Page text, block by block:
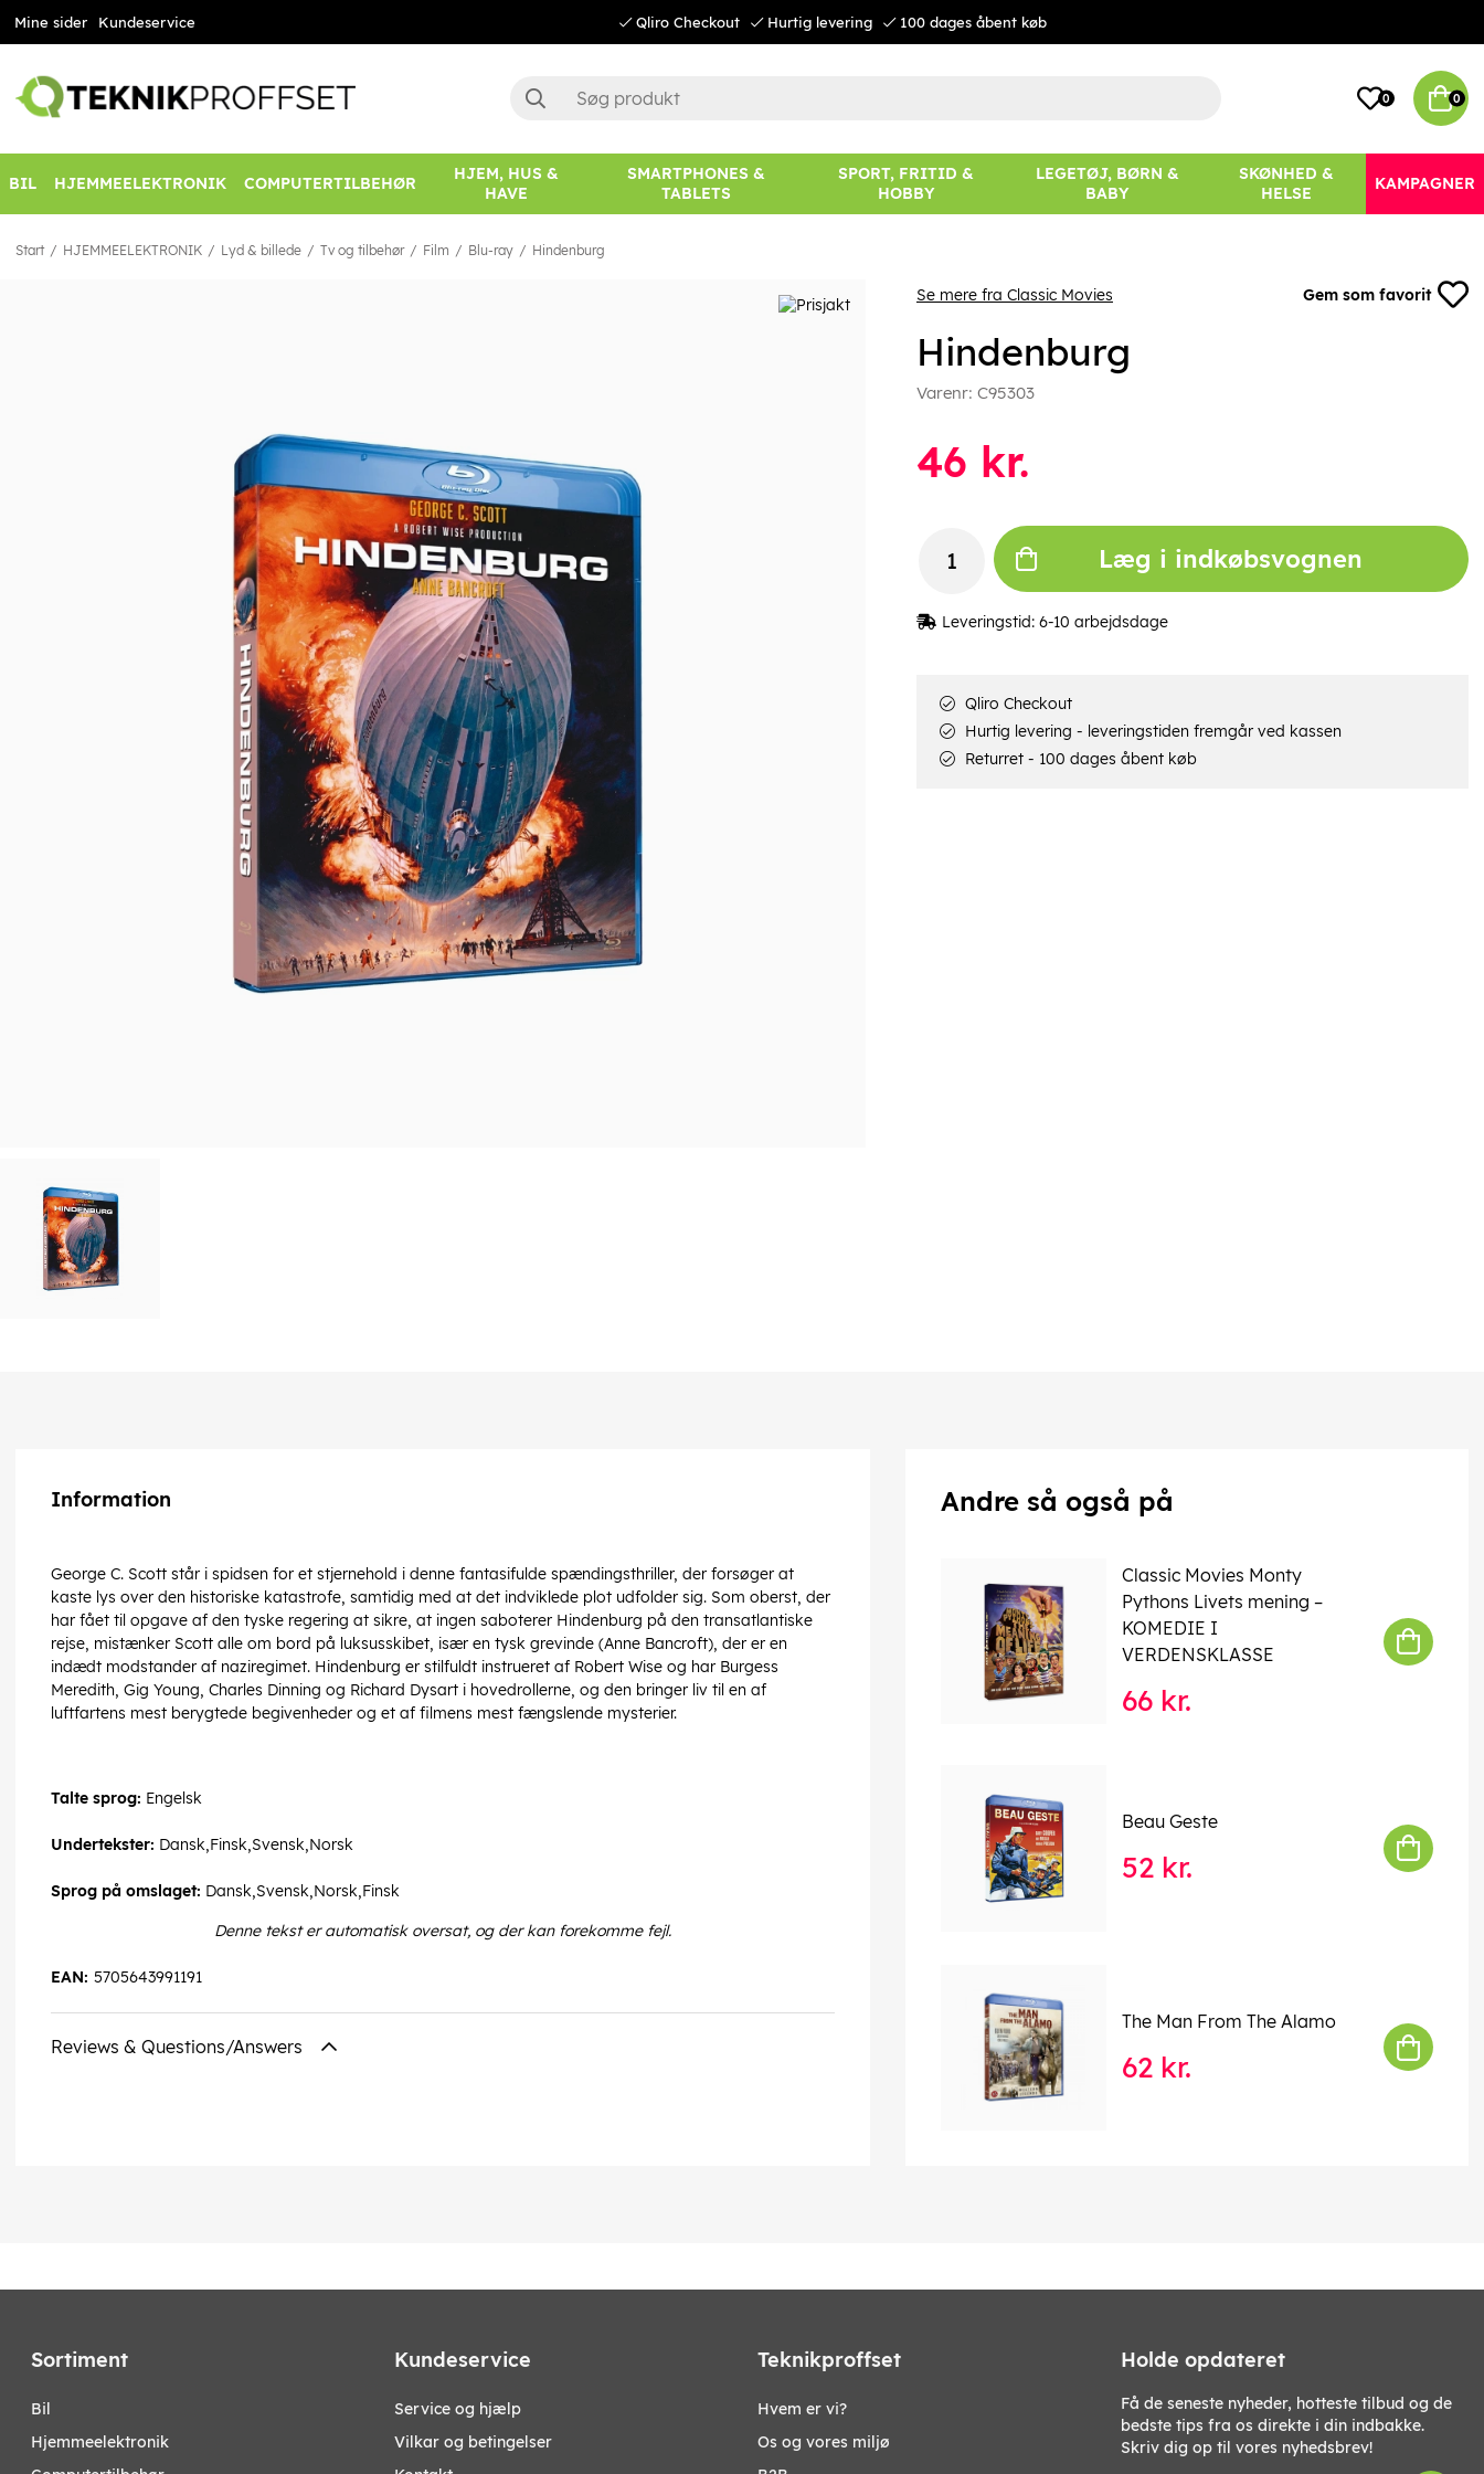
Mine sider Kundeservice Qliro Checkout Hurtig levering 100 dages åbent køb
0 0
BIL HJEMMEELEKTRONIK COMPUTERTILBEHØR
HJEM, HUS &
HAVE
SMARTPHONES &
TABLETS
SPORT, FRITID &
HOBBY
LEGETØJ, BØRN &
BABY
SKØNHED &
HELSE
KAMPAGNER
Start HJEMMEELEKTRONIK Lyd & billede Tv og tilbehør Film Blu-ray Hindenburg
Se mere fra Classic Movies Gem som favorit
Hindenburg
Varenr: C95303
46 kr.
Læg i indkøbsvognen
Leveringstid: 6-10 arbejdsdage
Qliro Checkout
Hurtig levering - leveringstiden fremgår ved kassen
Returret - 100 dages åbent køb
Information
George C. Scott står i spidsen for et stjernehold i denne fantasifulde spændingsthriller, der forsøger at
kaste lys over den historiske katastrofe, samtidig med at det indviklede plot udfolder sig. Som oberst, der
har fået til opgave af den tyske regering at sikre, at ingen saboterer Hindenburg på den transatlantiske
rejse, mistænker Scott alle om bord på luksusskibet, især en tysk grevinde (Anne Bancroft), der er en
indædt modstander af naziregimet. Hindenburg er stilfuldt instrueret af Robert Wise og har Burgess
Meredith, Gig Young, Charles Dinning og Richard Dysart i hovedrollerne, og den bringer liv til en af
luftfartens mest berygtede begivenheder og et af filmens mest fængslende mysterier.
Talte sprog: Engelsk
Undertekster: Dansk,Finsk,Svensk,Norsk
Sprog på omslaget: Dansk,Svensk,Norsk,Finsk
Denne tekst er automatisk oversat, og der kan forekomme fejl.
5705643991191
EAN:
Reviews & Questions/Answers
Andre så også på
Classic Movies Monty
Pythons Livets mening –
KOMEDIE I
VERDENSKLASSE
66 kr.
Beau Geste
52 kr.
The Man From The Alamo
62 kr.
Sortiment
bil
hjemmeelektronik
Kundeservice
Service og hjælp
Vilkar og betingelser
Teknikproffset
Hvem er vi?
Os og vores miljø
Holde opdateret
Få de seneste nyheder, hotteste tilbud og de
bedste tips fra os direkte i din indbakke.
Skriv dig op til vores nyhedsbrev!